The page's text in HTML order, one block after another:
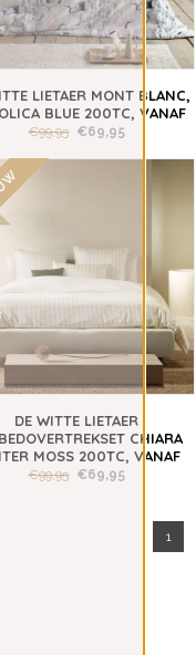
LIETAER MONT BLANC,
BLUE 200TC, VANAF
€99,95 €69,95
DE WITTE LIETAER
CHIARA
MOSS 200TC, VANAF
€99,95 €69,95
1